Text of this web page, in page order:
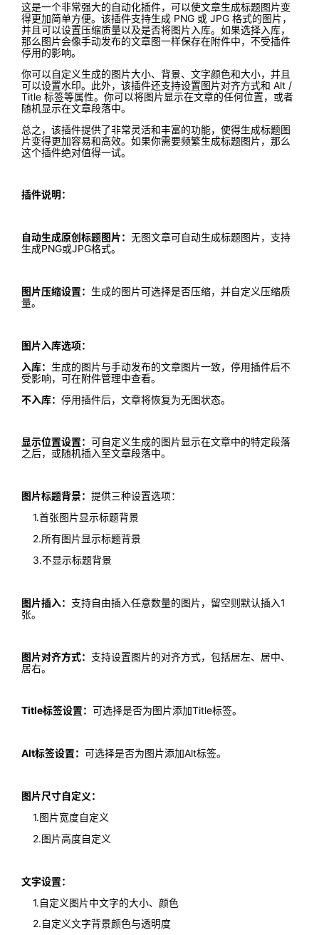
这是一个非常强大的自动化插件，可以使文章生成标题图片变
得更加简单方便。该插件支持生成 PNG 或 JPG 格式的图片，
并且可以设置压缩质量以及是否将图片入库。如果选择入库，
那么图片会像手动发布的文章图一样保存在附件中，不受插件
停用的影响。
你可以自定义生成的图片大小、背景、文字颜色和大小，并且
可以设置水印。此外，该插件还支持设置图片对齐方式和 Alt /
Title 标签等属性。你可以将图片显示在文章的任何位置，或者
随机显示在文章段落中。
总之，该插件提供了非常灵活和丰富的功能，使得生成标题图
片变得更加容易和高效。如果你需要频繁生成标题图片，那么
这个插件绝对值得一试。
插件说明：
自动生成原创标题图片： 无图文章可自动生成标题图片，支持
生成PNG或JPG格式。
图片压缩设置： 生成的图片可选择是否压缩，并自定义压缩质
量。
图片入库选项：
入库： 生成的图片与手动发布的文章图片一致，停用插件后不
受影响，可在附件管理中查看。
不入库： 停用插件后，文章将恢复为无图状态。
显示位置设置： 可自定义生成的图片显示在文章中的特定段落
之后，或随机插入至文章段落中。
图片标题背景： 提供三种设置选项：
1.首张图片显示标题背景
2.所有图片显示标题背景
3.不显示标题背景
图片插入： 支持自由插入任意数量的图片，留空则默认插入1
张。
图片对齐方式： 支持设置图片的对齐方式，包括居左、居中、
居右。
Title标签设置： 可选择是否为图片添加Title标签。
Alt标签设置： 可选择是否为图片添加Alt标签。
图片尺寸自定义：
1.图片宽度自定义
2.图片高度自定义
文字设置：
1.自定义图片中文字的大小、颜色
2.自定义文字背景颜色与透明度